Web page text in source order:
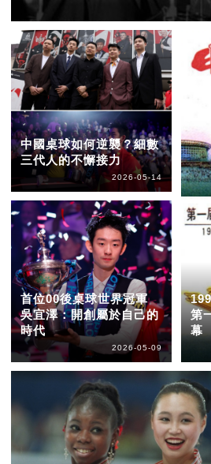
中國桌球如何逆襲？細數
三代人的不懈接力
2026-05-14
首位00後桌球世界冠軍
吳宜澤：開創屬於自己的
時代
2026-05-09
第
幕